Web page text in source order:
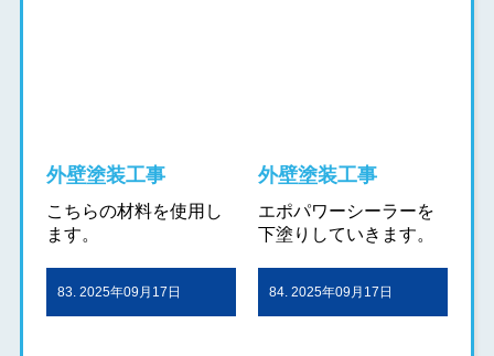
外壁塗装工事
こちらの材料を使用し
ます。
外壁塗装工事
エポパワーシーラーを
下塗りしていきます。
83. 2025年09月17日 84. 2025年09月17日